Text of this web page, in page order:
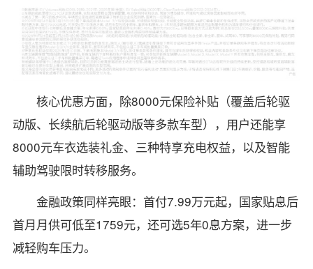
核心优惠方面，除8000元保险补贴（覆盖后轮驱
动版、长续航后轮驱动版等多款车型），用户还能享
8000元车衣选装礼金、三种特享充电权益，以及智能
辅助驾驶限时转移服务。
金融政策同样亮眼：首付7.99万元起，国家贴息后
首月月供可低至1759元，还可选5年0息方案，进一步
减轻购车压力。